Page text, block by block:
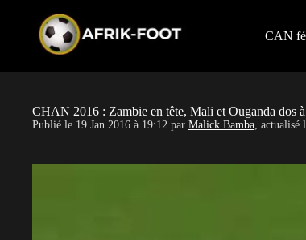
CAN
CHAN 2016 : Zambie en tête, Mali et Ouganda dos
Publié le 19 Jan 2016 à 19:12 par Malick Bamba, actualisé